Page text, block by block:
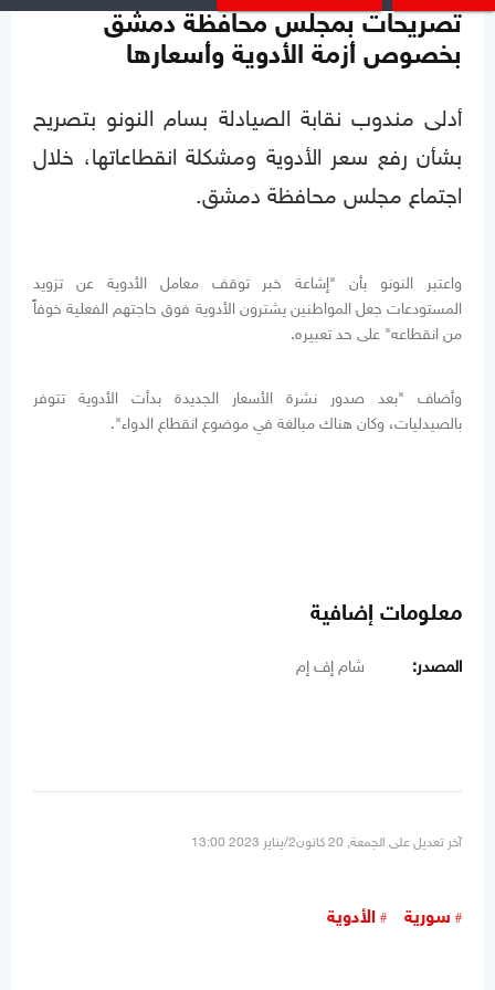
تصريحات بمجلس محافظة دمشق
بخصوص أزمة الأدوية وأسعارها
أدلى مندوب نقابة الصيادلة بسام النونو بتصريح
بشأن رفع سعر الأدوية ومشكلة انقطاعاتها، خلال
اجتماع مجلس محافظة دمشق.
واعتبر النونو بأن "إشاعة خبر توقف معامل الأدوية عن تزويد
المستودعات جعل المواطنين يشترون الأدوية فوق حاجتهم الفعلية خوفاً
من انقطاعه" على حد تعبيره.
وأضاف "بعد صدور نشرة الأسعار الجديدة بدأت الأدوية تتوفر
بالصيدليات، وكان هناك مبالغة في موضوع انقطاع الدواء".
معلومات إضافية
المصدر: شام إف إم
آخر تعديل على الجمعة, 20 كانون2/يناير 2023 13:00
سورية الأدوية